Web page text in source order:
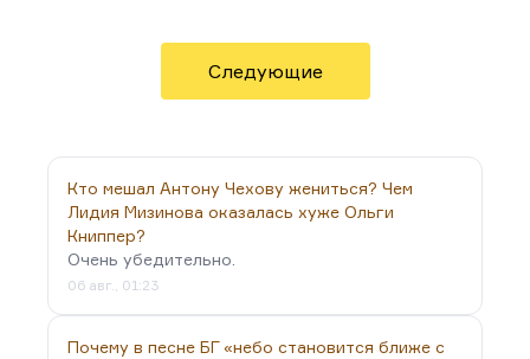
изредка и с немногими. Третьи, как Пелевин, не
любят встречаться вообще. Но это нормально.
Кстати, не хочу пролезать в один ряд ни с кем, но
Следующие
Кто мешал Антону Чехову жениться? Чем
Лидия Мизинова оказалась хуже Ольги
Книппер?
Очень убедительно.
06 авг., 01:23
Почему в песне БГ «небо становится ближе с